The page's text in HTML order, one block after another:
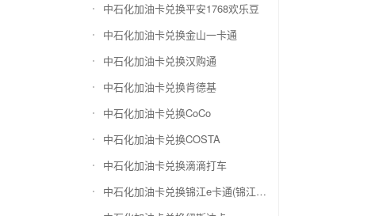
中石化加油卡兑换平安1768欢乐豆
中石化加油卡兑换金山一卡通
中石化加油卡兑换汉购通
中石化加油卡兑换肯德基
中石化加油卡兑换CoCo
中石化加油卡兑换COSTA
中石化加油卡兑换滴滴打车
中石化加油卡兑换锦江e卡通(锦江一卡通)